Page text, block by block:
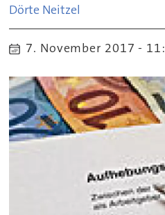
Dörte Neitzel
7. November 2017 -